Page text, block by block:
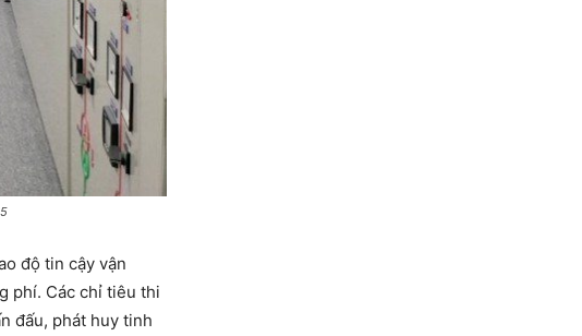
độ tin cậy vận
phí. Các chỉ tiêu thi
đấu, phát huy tinh